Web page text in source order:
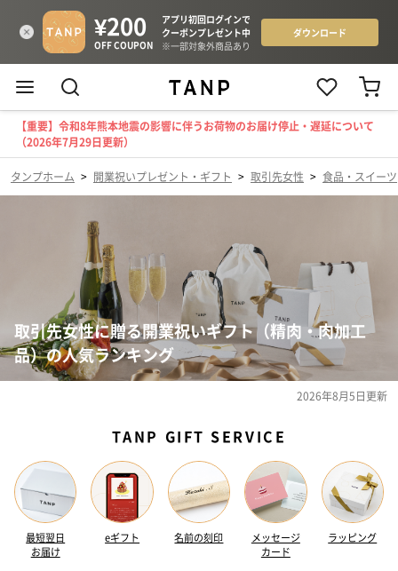
【重要】令和8年熊本地震の影響に伴うお荷物のお届け停止・遅延について
（2026年7月29日更新）
タンプホーム > 開業祝いプレゼント・ギフト > 取引先女性 > 食品・スイーツ
取引先女性に贈る開業祝いギフト（精肉・肉加工
品）の人気ランキング
2026年8月5日更新
TANP GIFT SERVICE
最短翌日
お届け
eギフト 名前の刻印
メッセージ
カード
ラッピング